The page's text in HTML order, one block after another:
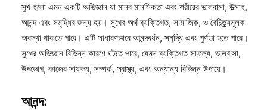
সুখ হলো এমন একটি অভিজ্ঞান যা মানব মানসিকতা এবং শরীরের ভালবাসা, উত্সাহ,
আনন্দ এবং সমৃদ্ধির জন্য হয়। সুখের অর্থ ব্যক্তিগত, সামাজিক, ও বৈচিত্র্যমূলক
অবস্থা থাকতে পারে। এটি সাধারণভাবে আনন্দবর্ধন, সমৃদ্ধি এবং পুর্ণতা হতে পারে।
সুখের অভিজ্ঞান বিভিন্ন কারণে ঘটতে পারে, যেমন ব্যক্তিগত সাফল্য, ভালবাসা,
উপভোগ, কাজের সাফল্য, সম্পর্ক, স্বাস্থ্য, এবং অন্যান্য বিভিন্ন উপায়ে।
আনন্দ: